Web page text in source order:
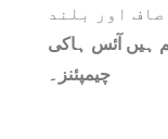
اور بلند
ہیں آئس ہاکی
چیمپئنز۔